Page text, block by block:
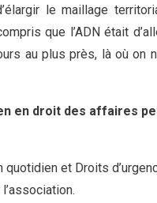
le maillage
que l’ADN était
au plus près, là où on
en droit des affaires
et Droits